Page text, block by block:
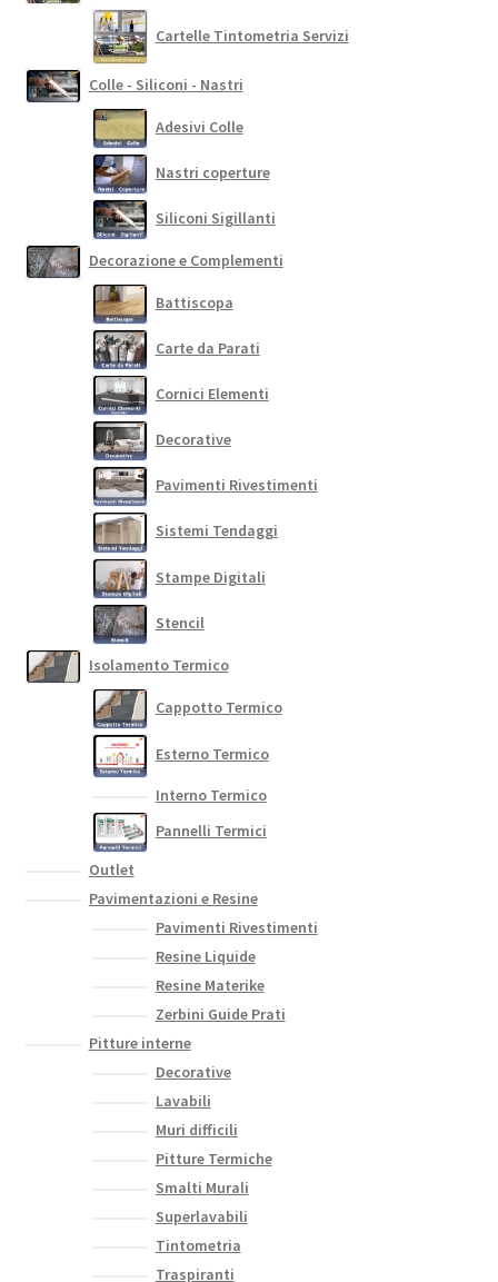
Cartelle Tintometria Servizi
Colle - Siliconi - Nastri
Adesivi Colle
Nastri coperture
Siliconi Sigillanti
Decorazione e Complementi
Battiscopa
Carte da Parati
Cornici Elementi
Decorative
Pavimenti Rivestimenti
Sistemi Tendaggi
Stampe Digitali
Stencil
Isolamento Termico
Cappotto Termico
Esterno Termico
Interno Termico
Pannelli Termici
Outlet
Pavimentazioni e Resine
Pavimenti Rivestimenti
Resine Liquide
Resine Materike
Zerbini Guide Prati
Pitture interne
Decorative
Lavabili
Muri difficili
Pitture Termiche
Smalti Murali
Superlavabili
Tintometria
Traspiranti